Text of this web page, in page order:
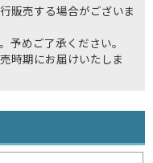
販売する場合がございま
予めご了承ください。
時期にお届けいたしま